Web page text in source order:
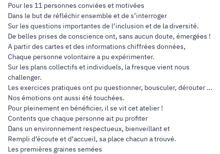
Pour les 11 personnes conviées et motivées
Dans le but de réfléchir ensemble et de s’interroger
Sur les questions importantes de l’inclusion et de la diversité.
De belles prises de conscience ont, sans aucun doute, émergées !
A partir des cartes et des informations chiffrées données,
Chaque personne volontaire a pu expérimenter.
Sur les plans collectifs et individuels, la fresque vient nous
challenger.
Les exercices pratiques ont pu questionner, bousculer, dérouter …
Nos émotions ont aussi été touchées.
Pour pleinement en bénéficier, il se vit cet atelier !
Contents que chaque personne ait pu profiter
Dans un environnement respectueux, bienveillant et
Rempli d’écoute et d’accueil, sa place chacun a trouvé.
Les premières graines semées